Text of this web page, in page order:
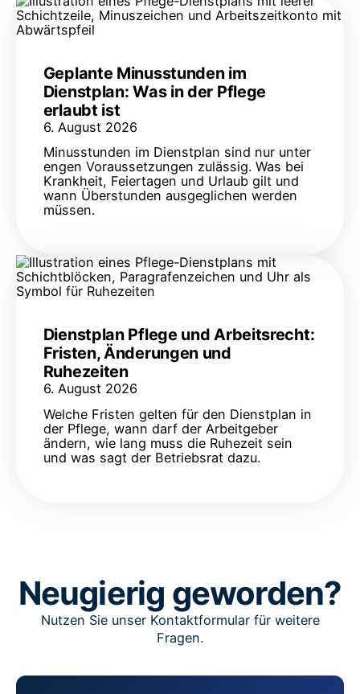
Geplante Minusstunden im
Dienstplan: Was in der Pflege
erlaubt ist
6. August 2026
Minusstunden im Dienstplan sind nur unter
engen Voraussetzungen zulässig. Was bei
Krankheit, Feiertagen und Urlaub gilt und
wann Überstunden ausgeglichen werden
müssen.
Dienstplan Pflege und Arbeitsrecht:
Fristen, Änderungen und
Ruhezeiten
6. August 2026
Welche Fristen gelten für den Dienstplan in
der Pflege, wann darf der Arbeitgeber
ändern, wie lang muss die Ruhezeit sein
und was sagt der Betriebsrat dazu.
Neugierig geworden?
Nutzen Sie unser Kontaktformular für weitere
Fragen.